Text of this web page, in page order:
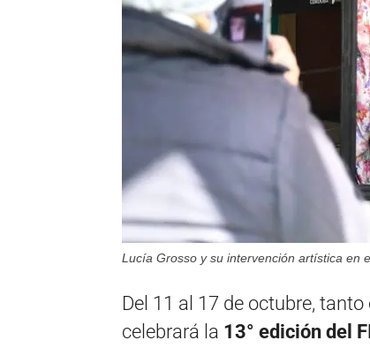
Lucía Grosso y su intervención artística en
Del 11 al 17 de octubre,
celebrará la 13° edición del